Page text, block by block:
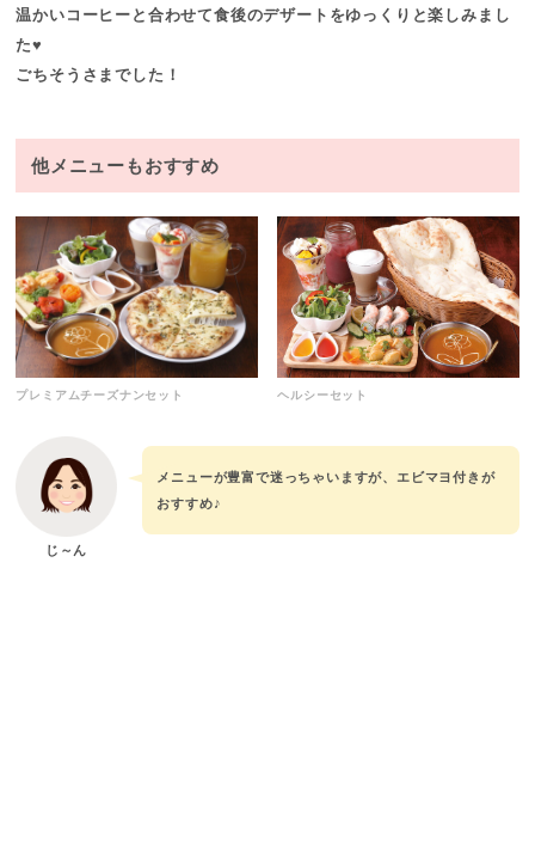
温かいコーヒーと合わせて食後のデザートをゆっくりと楽しみまし
た♥
ごちそうさまでした！
他メニューもおすすめ
プレミアムチーズナンセット ヘルシーセット
じ～ん
メニューが豊富で迷っちゃいますが、エビマヨ付きが
おすすめ♪